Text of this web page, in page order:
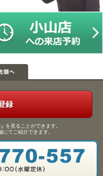
録
を見ることができます。
にてご紹介できます。